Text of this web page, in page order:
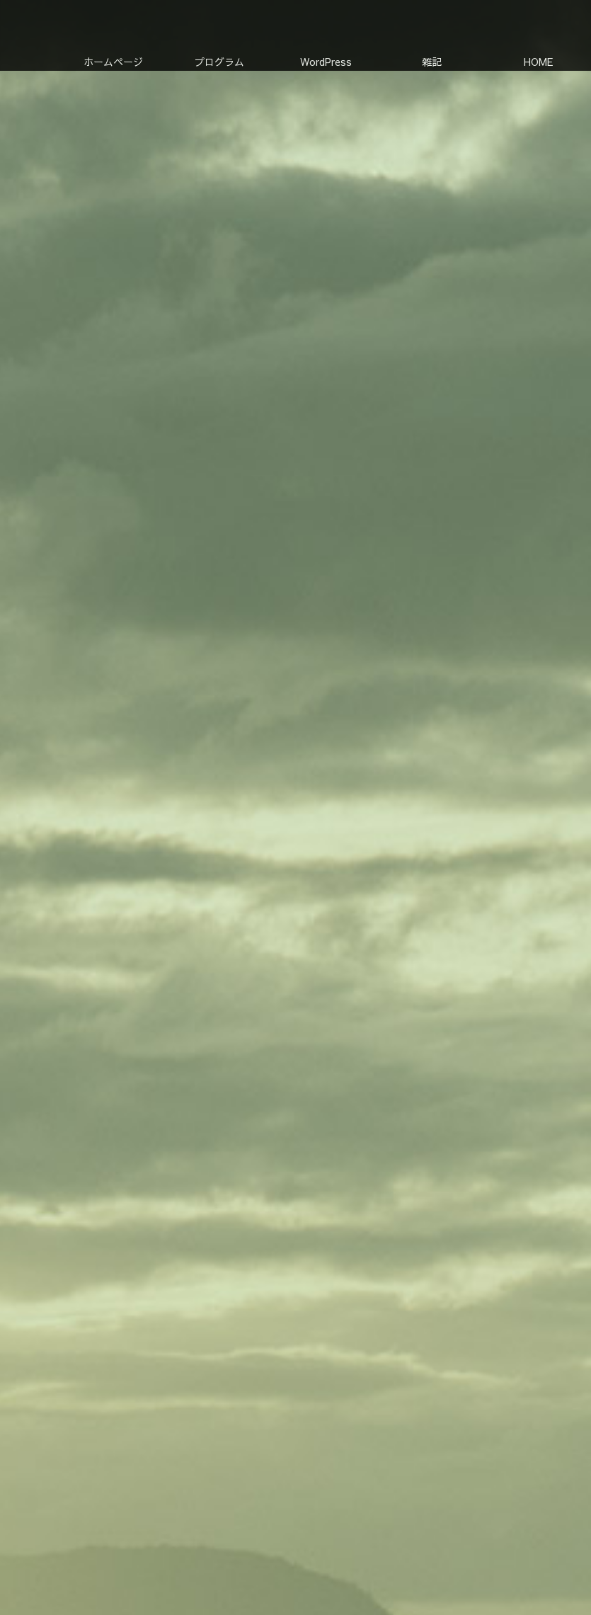
ホームページ プログラム WordPress 雑記 HOME